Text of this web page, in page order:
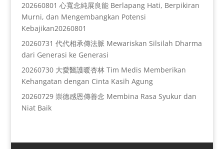
202660801 心寬念純展良能 Berlapang Hati, Berpikiran
Murni, dan Mengembangkan Potensi
Kebajikan20260801
20260731 代代相承傳法脈 Mewariskan Silsilah Dharma
dari Generasi ke Generasi
20260730 大愛醫護暖杏林 Tim Medis Memberikan
Kehangatan dengan Cinta Kasih Agung
20260729 崇德感恩傳善念 Membina Rasa Syukur dan
Niat Baik